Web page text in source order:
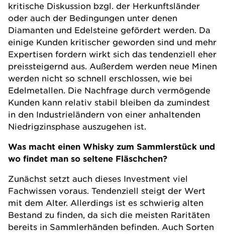
kritische Diskussion bzgl. der Herkunftsländer
oder auch der Bedingungen unter denen
Diamanten und Edelsteine gefördert werden. Da
einige Kunden kritischer geworden sind und mehr
Expertisen fordern wirkt sich das tendenziell eher
preissteigernd aus. Außerdem werden neue Minen
werden nicht so schnell erschlossen, wie bei
Edelmetallen. Die Nachfrage durch vermögende
Kunden kann relativ stabil bleiben da zumindest
in den Industrieländern von einer anhaltenden
Niedrigzinsphase auszugehen ist.
Was macht einen Whisky zum Sammlerstück und
wo findet man so seltene Fläschchen?
Zunächst setzt auch dieses Investment viel
Fachwissen voraus. Tendenziell steigt der Wert
mit dem Alter. Allerdings ist es schwierig alten
Bestand zu finden, da sich die meisten Raritäten
bereits in Sammlerhänden befinden. Auch Sorten